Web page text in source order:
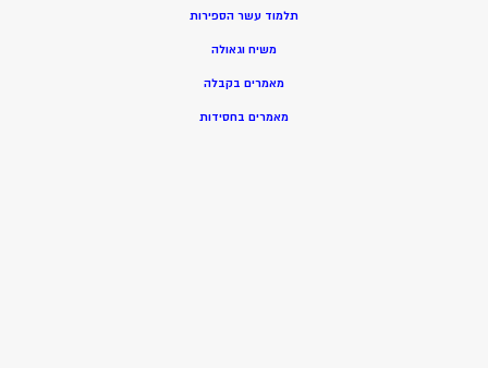
תלמוד עשר הספירות
משיח וגאולה
מאמרים בקבלה
מאמרים בחסידות